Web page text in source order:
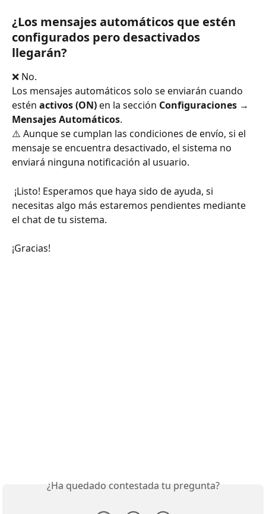
¿Los mensajes automáticos que estén
configurados pero desactivados
llegarán?
❌ No.
Los mensajes automáticos solo se enviarán cuando
estén activos (ON) en la sección Configuraciones →
Mensajes Automáticos.
⚠️ Aunque se cumplan las condiciones de envío, si el
mensaje se encuentra desactivado, el sistema no
enviará ninguna notificación al usuario.
necesitas algo más estaremos pendientes mediante
el chat de tu sistema.
¡Gracias!
¿Ha quedado contestada tu pregunta?